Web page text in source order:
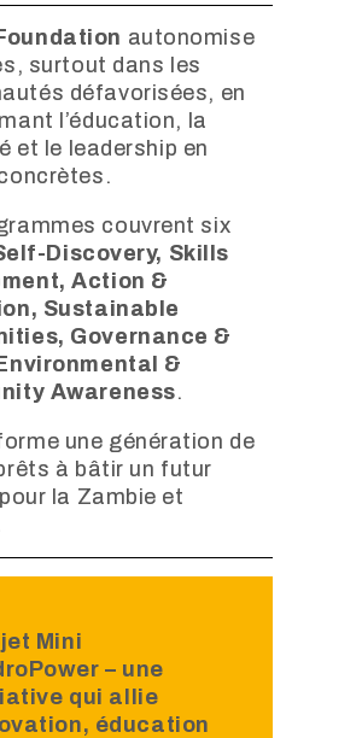
autonomise
surtout dans les
défavorisées, en
l’éducation, la
et le leadership en
couvrent six
Discovery, Skills
Action &
Sustainable
Governance &
&
Awareness.
une génération de
à bâtir un futur
la Zambie et
Mini
– une
qui allie
éducation